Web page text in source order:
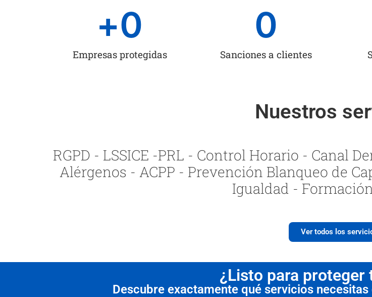
Empresas protegidas
+0
Sanciones a clientes
0
Nuestros
RGPD - LSSICE -PRL - Control Horario - Canal
Alérgenos - ACPP - Prevención Blanqueo de
Igualdad -
Ver todos los
¿Listo para proteger
Descubre exactamente qué servicios